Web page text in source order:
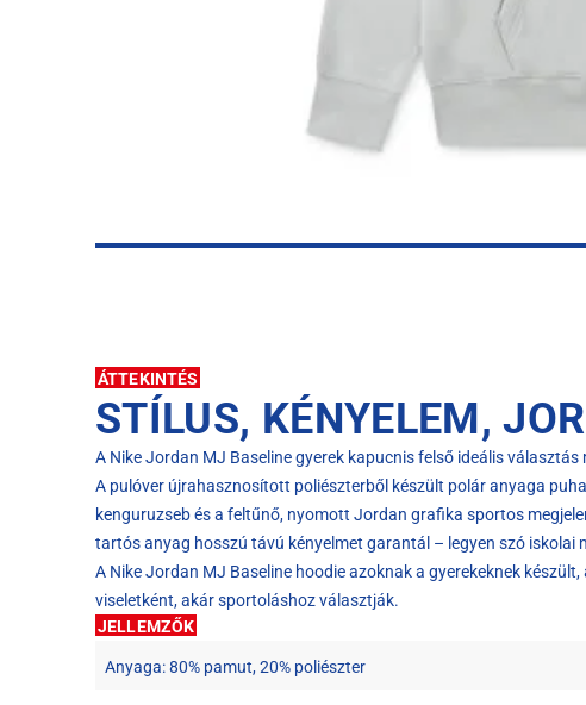
ÁTTEKINTÉS
STÍLUS, KÉNYELEM,
A Nike Jordan MJ Baseline gyerek kapucnis felső ideális
A pulóver újrahasznosított poliészterből készült polár anyaga
kenguruzseb és a feltűnő, nyomott Jordan grafika sportos
tartós anyag hosszú távú kényelmet garantál – legyen szó
A Nike Jordan MJ Baseline hoodie azoknak a gyerekeknek
viseletként, akár sportoláshoz választják.
JELLEMZŐK
Anyaga: 80% pamut, 20% poliészter